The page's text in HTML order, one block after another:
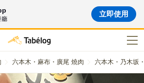
廳
立即使用
六本木・麻布・廣尾 燒肉 六本木・乃木坂